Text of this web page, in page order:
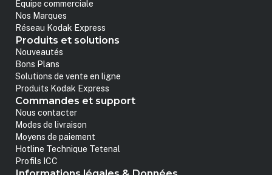
Equipe commerciale
Nos Marques
Réseau Kodak Express
Produits et solutions
Nouveautés
Bons Plans
Solutions de vente en ligne
Produits Kodak Express
Commandes et support
Nous contacter
Modes de livraison
Moyens de paiement
Hotline Technique Tetenal
Profils ICC